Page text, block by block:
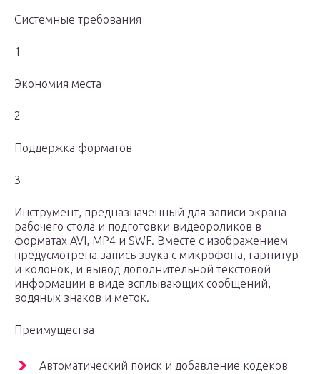
Системные требования
1
Экономия места
2
Поддержка форматов
3
Инструмент, предназначенный для записи экрана
рабочего стола и подготовки видеороликов в
форматах AVI, MP4 и SWF. Вместе с изображением
предусмотрена запись звука с микрофона, гарнитур
и колонок, и вывод дополнительной текстовой
информации в виде всплывающих сообщений,
водяных знаков и меток.
Преимущества
Автоматический поиск и добавление кодеков